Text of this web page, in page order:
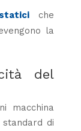
che
la
del
macchina
di